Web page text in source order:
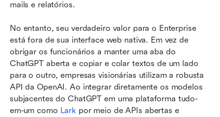
mails e relatórios.
No entanto, seu verdadeiro valor para o Enterprise
está fora de sua interface web nativa. Em vez de
obrigar os funcionários a manter uma aba do
ChatGPT aberta e copiar e colar textos de um lado
para o outro, empresas visionárias utilizam a robusta
API da OpenAI. Ao integrar diretamente os modelos
subjacentes do ChatGPT em uma plataforma tudo-
em-um como Lark por meio de APIs abertas e